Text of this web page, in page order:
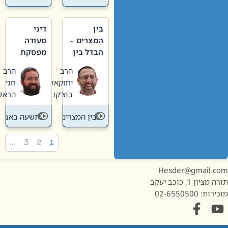
בין
המצרים –
הבדל בין
חדשה
לישנה
הרב
יחזקאל
בוצ'קו
בין המצרים
דיני
סעודה
מפסקת
תשעה
באב
הרב
חגי
הראל
תשעה באב
1, כוכב יעקב
02-6550500